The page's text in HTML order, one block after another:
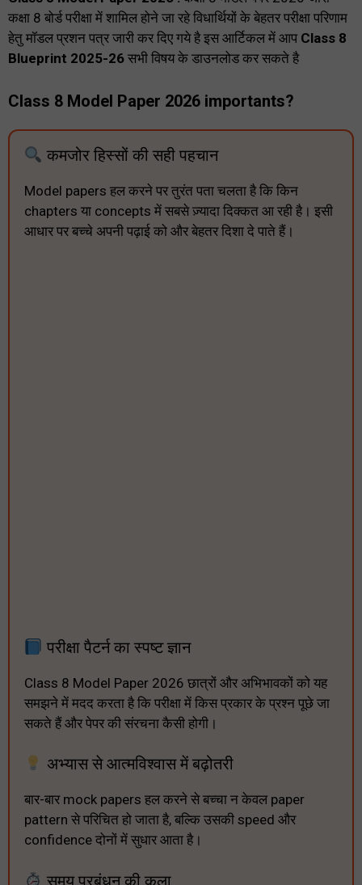
कक्षा 8 बोर्ड परीक्षा में शामिल होने जा रहे विधार्थियों के बेहतर परीक्षा परिणाम
हेतु मॉडल प्रशन पत्र जारी कर दिए गये है इस आर्टिकल में आप Class 8
Blueprint 2025-26 सभी विषय के डाउनलोड कर सकते है
Class 8 Model Paper 2026 importants?
कमजोर हिस्सों की सही पहचान
Model papers हल करने पर तुरंत पता चलता है कि किन
chapters या concepts में सबसे ज़्यादा दिक्कत आ रही है। इसी
आधार पर बच्चे अपनी पढ़ाई को और बेहतर दिशा दे पाते हैं।
परीक्षा पैटर्न का स्पष्ट ज्ञान
Class 8 Model Paper 2026 छात्रों और अभिभावकों को यह
समझने में मदद करता है कि परीक्षा में किस प्रकार के प्रश्न पूछे जा
सकते हैं और पेपर की संरचना कैसी होगी।
अभ्यास से आत्मविश्वास में बढ़ोतरी
बार-बार mock papers हल करने से बच्चा न केवल paper
pattern से परिचित हो जाता है, बल्कि उसकी speed और
confidence दोनों में सुधार आता है।
समय प्रबंधन की कला